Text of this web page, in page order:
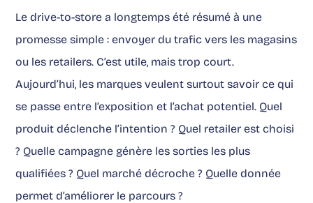
Le drive-to-store a longtemps été résumé à une
promesse simple : envoyer du trafic vers les magasins
ou les retailers. C’est utile, mais trop court.
Aujourd’hui, les marques veulent surtout savoir ce qui
se passe entre l’exposition et l’achat potentiel. Quel
produit déclenche l’intention ? Quel retailer est choisi
? Quelle campagne génère les sorties les plus
qualifiées ? Quel marché décroche ? Quelle donnée
permet d’améliorer le parcours ?